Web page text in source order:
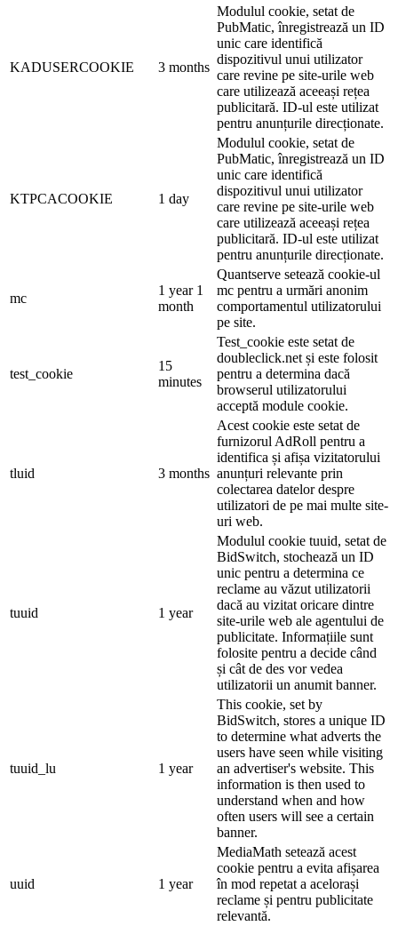
KADUSERCOOKIE 3 months
Modulul cookie, setat de
PubMatic, înregistrează un ID
unic care identifică
dispozitivul unui utilizator
care revine pe site-urile web
care utilizează aceeași rețea
publicitară. ID-ul este utilizat
pentru anunțurile direcționate.
KTPCACOOKIE 1 day
Modulul cookie, setat de
PubMatic, înregistrează un ID
unic care identifică
dispozitivul unui utilizator
care revine pe site-urile web
care utilizează aceeași rețea
publicitară. ID-ul este utilizat
pentru anunțurile direcționate.
mc
1 year 1
month
Quantserve setează cookie-ul
mc pentru a urmări anonim
comportamentul utilizatorului
pe site.
test_cookie
15
minutes
Test_cookie este setat de
doubleclick.net și este folosit
pentru a determina dacă
browserul utilizatorului
acceptă module cookie.
tluid 3 months
Acest cookie este setat de
furnizorul AdRoll pentru a
identifica și afișa vizitatorului
anunțuri relevante prin
colectarea datelor despre
utilizatori de pe mai multe site-
uri web.
tuuid 1 year
Modulul cookie tuuid, setat de
BidSwitch, stochează un ID
unic pentru a determina ce
reclame au văzut utilizatorii
dacă au vizitat oricare dintre
site-urile web ale agentului de
publicitate. Informațiile sunt
folosite pentru a decide când
și cât de des vor vedea
utilizatorii un anumit banner.
tuuid_lu 1 year
This cookie, set by
BidSwitch, stores a unique ID
to determine what adverts the
users have seen while visiting
an advertiser's website. This
information is then used to
understand when and how
often users will see a certain
banner.
uuid 1 year
MediaMath setează acest
cookie pentru a evita afișarea
în mod repetat a acelorași
reclame și pentru publicitate
relevantă.